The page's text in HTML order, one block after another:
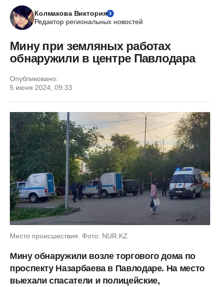
Колмакова Виктория
Редактор региональных новостей
Мину при земляных работах
обнаружили в центре Павлодара
Опубликовано:
5 июня 2024, 09:33
Место происшествия. Фото: NUR.KZ
Мину обнаружили возле торгового дома по
проспекту Назарбаева в Павлодаре. На место
выехали спасатели и полицейские,